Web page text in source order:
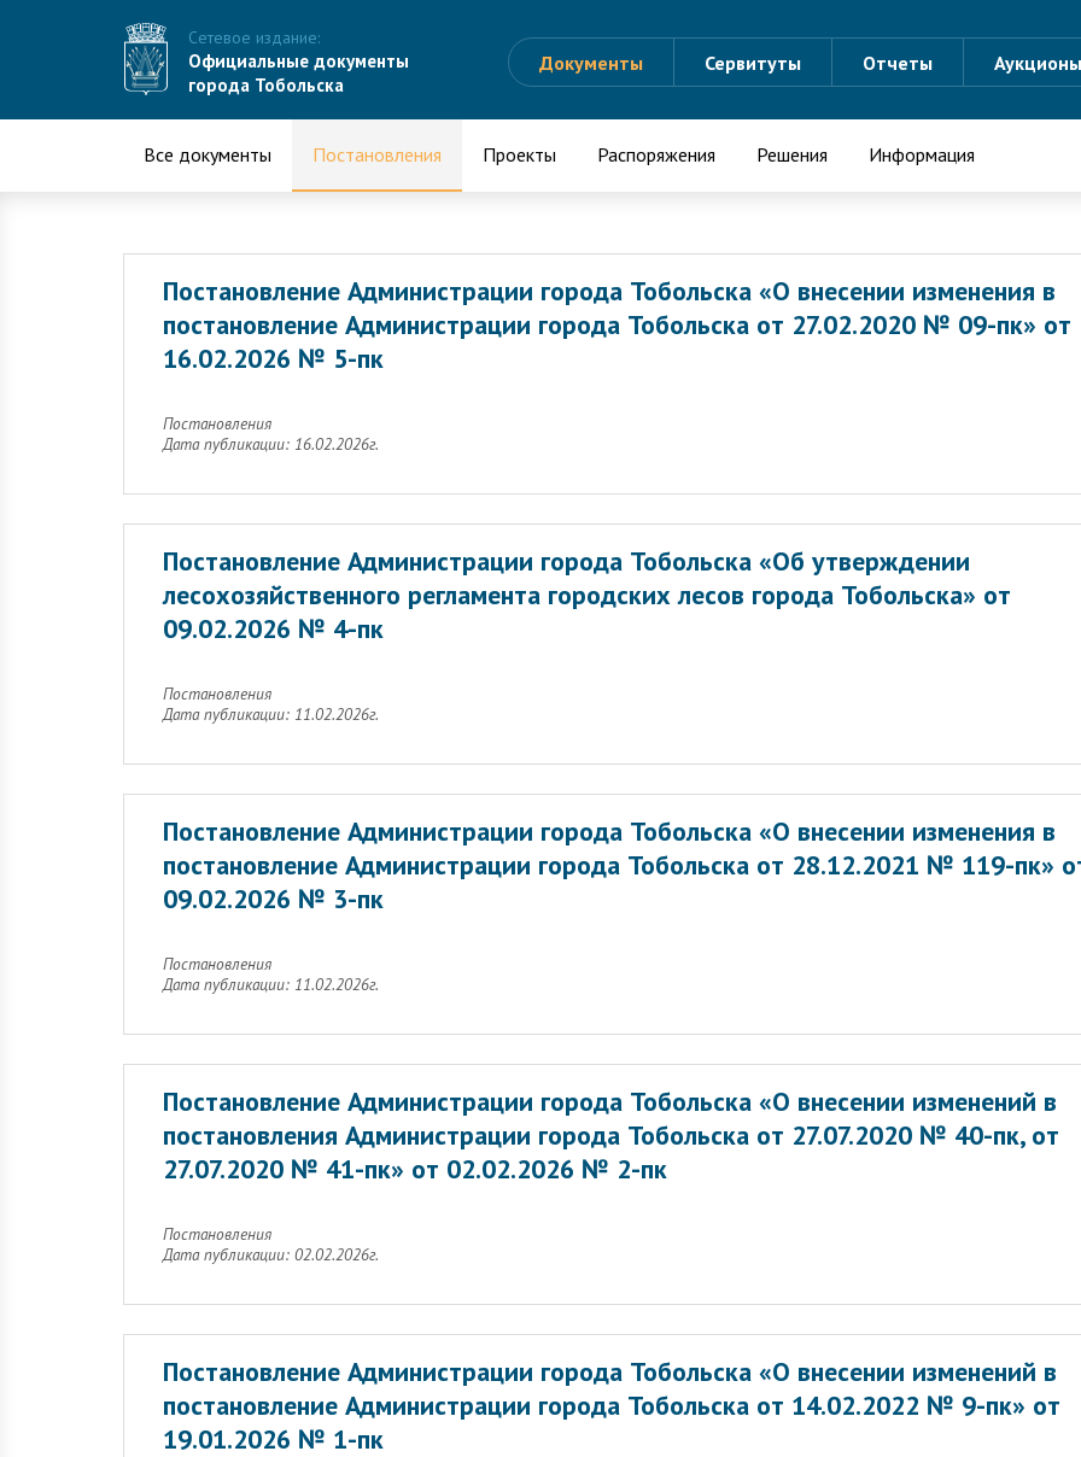
Сетевое издание:
Официальные документы
города Тобольска
Документы Сервитуты Отчеты Аукционы
Все документы Постановления Проекты Распоряжения Решения Информация
Постановление Администрации города Тобольска «О внесении изменения в
постановление Администрации города Тобольска от 27.02.2020 № 09-пк» от
16.02.2026 № 5-пк
Постановления
Дата публикации: 16.02.2026г.
Постановление Администрации города Тобольска «Об утверждении
лесохозяйственного регламента городских лесов города Тобольска» от
09.02.2026 № 4-пк
Постановления
Дата публикации: 11.02.2026г.
Постановление Администрации города Тобольска «О внесении изменения в
постановление Администрации города Тобольска от 28.12.2021 № 119-пк»
09.02.2026 № 3-пк
Постановления
Дата публикации: 11.02.2026г.
Постановление Администрации города Тобольска «О внесении изменений в
постановления Администрации города Тобольска от 27.07.2020 № 40-пк, от
27.07.2020 № 41-пк» от 02.02.2026 № 2-пк
Постановления
Дата публикации: 02.02.2026г.
Постановление Администрации города Тобольска «О внесении изменений в
постановление Администрации города Тобольска от 14.02.2022 № 9-пк» от
19.01.2026 № 1-пк